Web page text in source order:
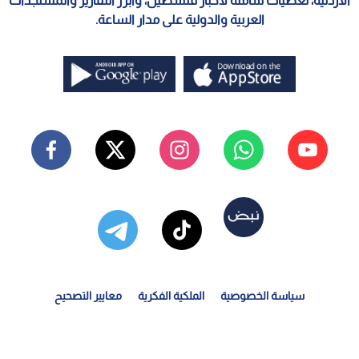
العربية والدولية على مدار الساعة.
سياسة الخصوصية الملكية الفكرية معايير التصحيح